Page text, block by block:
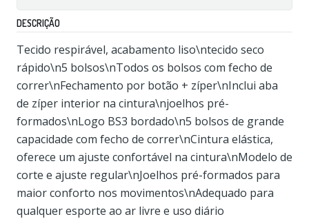
DESCRIÇÃO
Tecido respirável, acabamento liso\ntecido seco
rápido\n5 bolsos\nTodos os bolsos com fecho de
correr\nFechamento por botão + zíper\nInclui aba
de zíper interior na cintura\njoelhos pré-
formados\nLogo BS3 bordado\n5 bolsos de grande
capacidade com fecho de correr\nCintura elástica,
oferece um ajuste confortável na cintura\nModelo de
corte e ajuste regular\nJoelhos pré-formados para
maior conforto nos movimentos\nAdequado para
qualquer esporte ao ar livre e uso diário